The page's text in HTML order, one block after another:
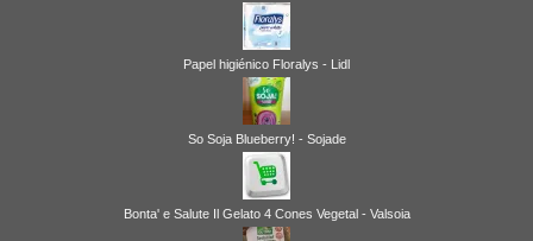
Papel higiénico Floralys - Lidl
So Soja Blueberry! - Sojade
Bonta' e Salute Il Gelato 4 Cones Vegetal - Valsoia